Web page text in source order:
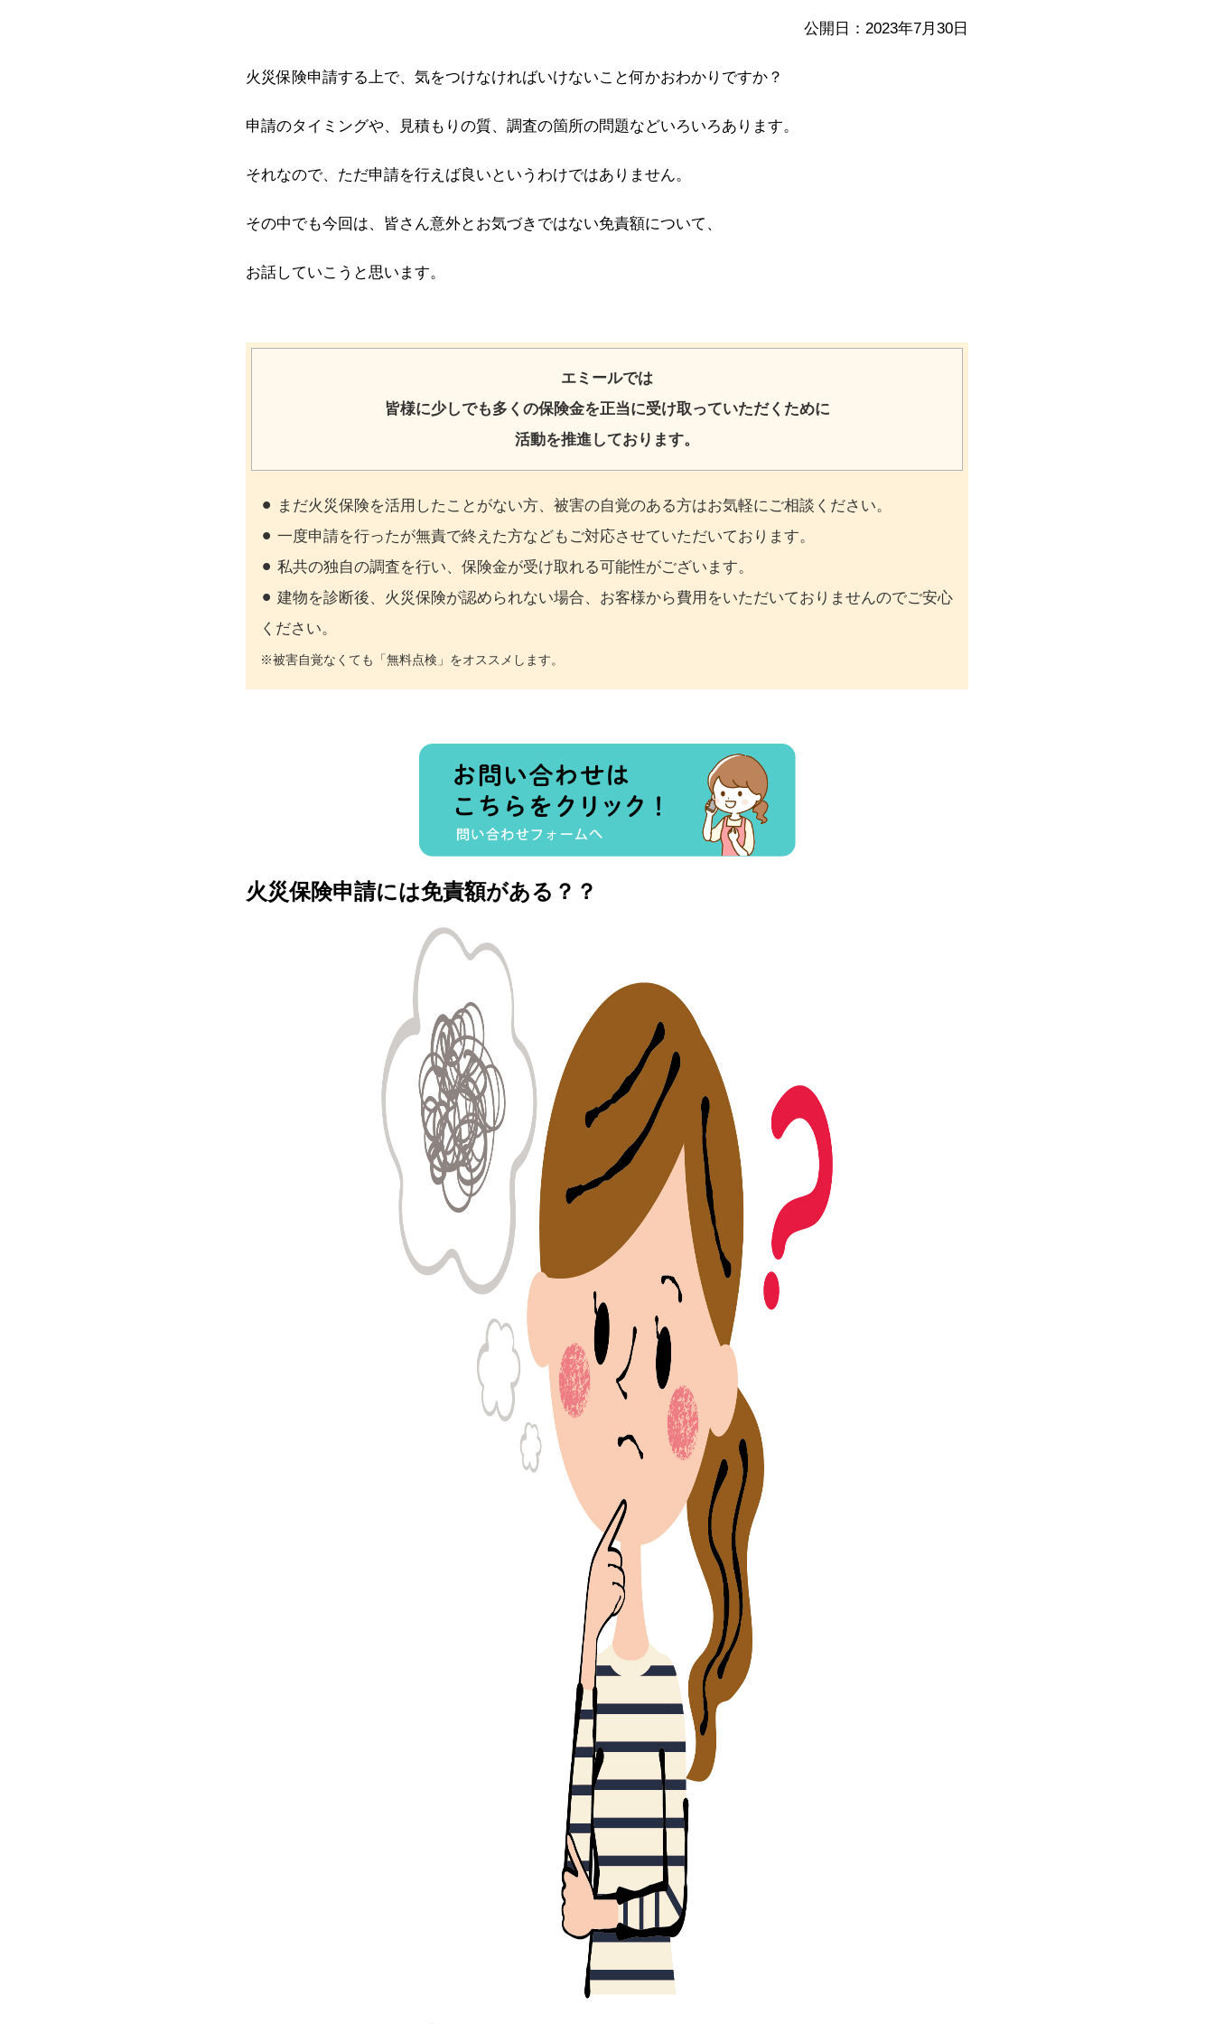
公開日：2023年7月30日
火災保険申請する上で、気をつけなければいけないこと何かおわかりですか？
申請のタイミングや、見積もりの質、調査の箇所の問題などいろいろあります。
それなので、ただ申請を行えば良いというわけではありません。
その中でも今回は、皆さん意外とお気づきではない免責額について、
お話していこうと思います。
エミールでは
皆様に少しでも多くの保険金を正当に受け取っていただくために
活動を推進しております。
⚫︎ まだ火災保険を活用したことがない方、被害の自覚のある方はお気軽にご相談ください。
⚫︎ 一度申請を行ったが無責で終えた方などもご対応させていただいております。
⚫︎ 私共の独自の調査を行い、保険金が受け取れる可能性がございます。
⚫︎ 建物を診断後、火災保険が認められない場合、お客様から費用をいただいておりませんのでご安心
ください。
※被害自覚なくても「無料点検」をオススメします。
火災保険申請には免責額がある？？